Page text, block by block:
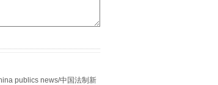
他落马了
publics news/中国法制新